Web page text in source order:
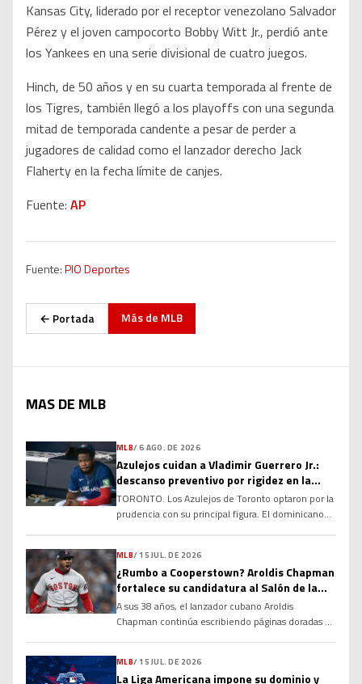
Kansas City, liderado por el receptor venezolano Salvador
Pérez y el joven campocorto Bobby Witt Jr., perdió ante
los Yankees en una serie divisional de cuatro juegos.
Hinch, de 50 años y en su cuarta temporada al frente de
los Tigres, también llegó a los playoffs con una segunda
mitad de temporada candente a pesar de perder a
jugadores de calidad como el lanzador derecho Jack
Flaherty en la fecha límite de canjes.
Fuente: AP
Fuente:PIO Deportes
← Portada Más de MLB
MAS DE MLB
MLB/6 AGO. DE 2026
Azulejos cuidan a Vladimir Guerrero Jr.:
descanso preventivo por rigidez en la
corva
TORONTO. Los Azulejos de Toronto optaron por la
prudencia con su principal figura. El dominicano
una rigidez en el tendón de la corva, una decisión
tomada con el objetivo de evitar que la molestia
se agrave y garantizar su […]
MLB/ 15 JUL. DE 2026
¿Rumbo a Cooperstown? Aroldis Chapman
fortalece su candidatura al Salón de la
Fama
A sus 38 años, el lanzador cubano Aroldis
Chapman continúa escribiendo páginas doradas en
méritos suficientes para ingresar al Salón de la
MLB/ 15 JUL. DE 2026
La Liga Americana impone su dominio y